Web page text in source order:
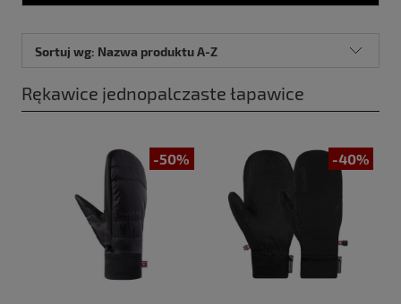
Rękawice jednopalczaste łapawice
Sortuj wg: Nazwa produktu A-Z
-50% -40%